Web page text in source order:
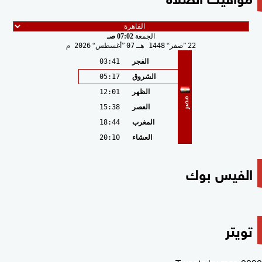
الجمعة 07:02 صـ
22 صفر 1448 هـ 07 أغسطس 2026 م
مصر
الفجر
03:41
الشروق
05:17
الظهر
12:01
العصر
15:38
المغرب
18:44
العشاء
20:10
الفيس بوك
تويتر